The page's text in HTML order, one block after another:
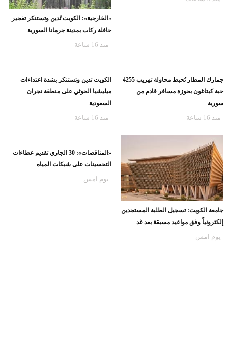
«الخارجية»: الكويت تُدين وتستنكر تفجير
حافلة ركاب بمدينة جرمانا السورية
منذ 16 ساعة
جمارك المطار تُحبط محاولة تهريب 4255
حبة كبتاغون بحوزة مسافر قادم من
سورية
منذ 16 ساعة
الكويت تدين وتستنكر بشدة اعتداءات
ميليشيا الحوثي على منطقة نجران
السعودية
منذ 16 ساعة